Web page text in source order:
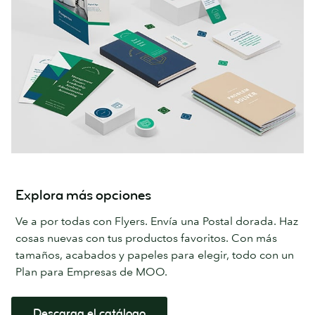
Explora más opciones
Ve a por todas con Flyers. Envía una Postal dorada. Haz
cosas nuevas con tus productos favoritos. Con más
tamaños, acabados y papeles para elegir, todo con un
Plan para Empresas de MOO.